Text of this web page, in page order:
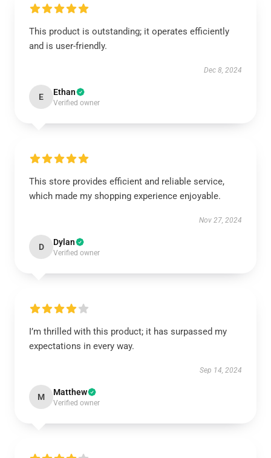
This product is outstanding; it operates efficiently
and is user-friendly.
Dec 8, 2024
E Ethan
Verified owner
This store provides efficient and reliable service,
which made my shopping experience enjoyable.
Nov 27, 2024
D Dylan
Verified owner
I’m thrilled with this product; it has surpassed my
expectations in every way.
Sep 14, 2024
M Matthew
Verified owner